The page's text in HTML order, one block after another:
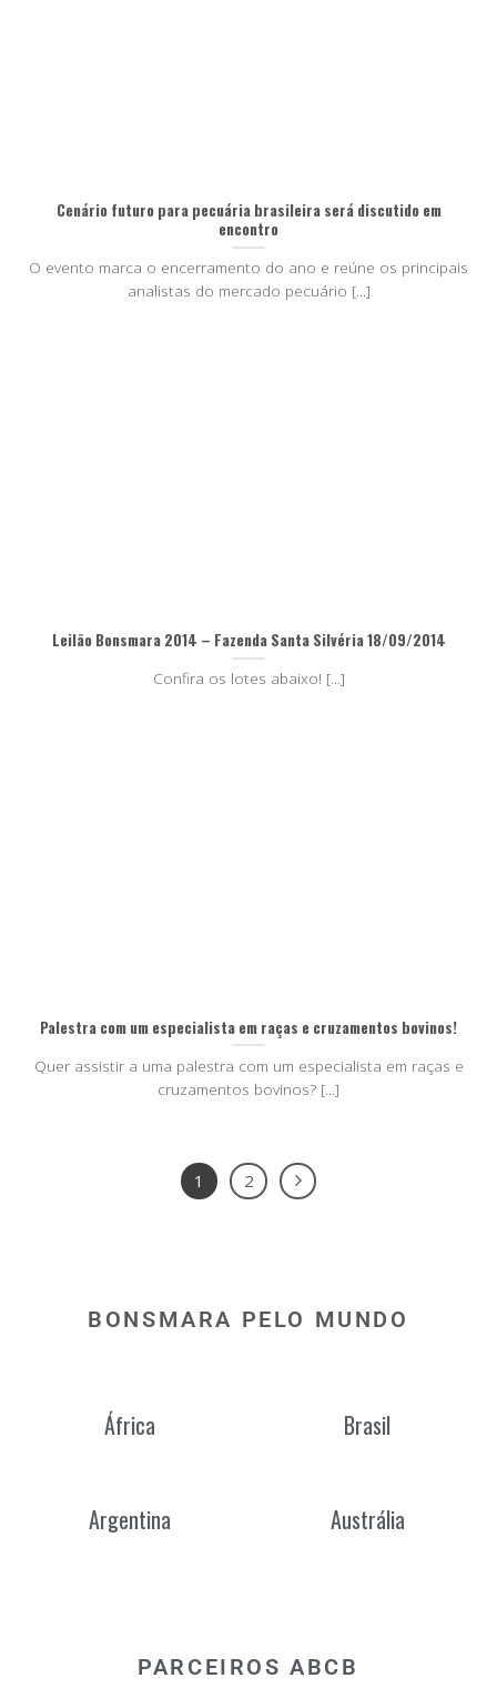
Cenário futuro para pecuária brasileira será discutido em
encontro
O evento marca o encerramento do ano e reúne os principais
analistas do mercado pecuário [...]
Leilão Bonsmara 2014 – Fazenda Santa Silvéria 18/09/2014
Confira os lotes abaixo! [...]
Palestra com um especialista em raças e cruzamentos bovinos!
Quer assistir a uma palestra com um especialista em raças e
cruzamentos bovinos? [...]
1 2
BONSMARA PELO MUNDO
África Brasil
Argentina Austrália
PARCEIROS ABCB